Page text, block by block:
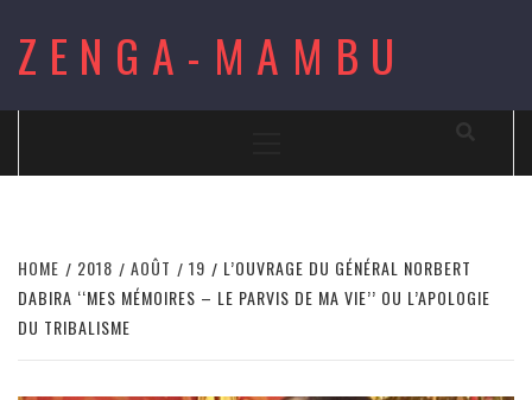
content
ZENGA-MAMBU
HOME 2018 AOÛT 19
L’OUVRAGE DU GÉNÉRAL NORBERT
DABIRA ‘‘MES MÉMOIRES – LE PARVIS DE MA VIE’’ OU L’APOLOGIE
DU TRIBALISME